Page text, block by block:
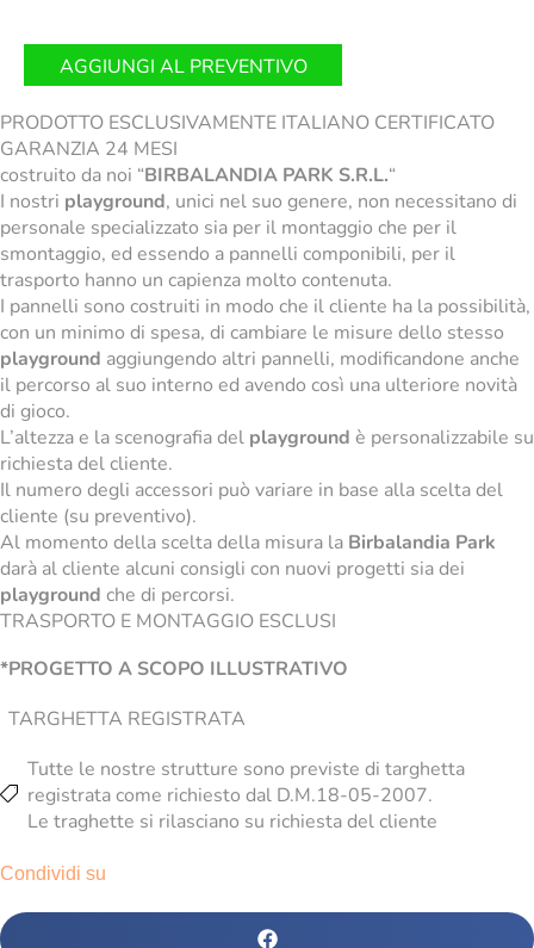
AGGIUNGI AL PREVENTIVO
PRODOTTO ESCLUSIVAMENTE ITALIANO CERTIFICATO
GARANZIA 24 MESI
costruito da noi “BIRBALANDIA PARK S.R.L.“
I nostri playground, unici nel suo genere, non necessitano di
personale specializzato sia per il montaggio che per il
smontaggio, ed essendo a pannelli componibili, per il
trasporto hanno un capienza molto contenuta.
I pannelli sono costruiti in modo che il cliente ha la possibilità,
con un minimo di spesa, di cambiare le misure dello stesso
playground aggiungendo altri pannelli, modificandone anche
il percorso al suo interno ed avendo così una ulteriore novità
di gioco.
L’altezza e la scenografia del playground è personalizzabile su
richiesta del cliente.
Il numero degli accessori può variare in base alla scelta del
cliente (su preventivo).
Al momento della scelta della misura la Birbalandia Park
darà al cliente alcuni consigli con nuovi progetti sia dei
playground che di percorsi.
TRASPORTO E MONTAGGIO ESCLUSI
*PROGETTO A SCOPO ILLUSTRATIVO
TARGHETTA REGISTRATA
Tutte le nostre strutture sono previste di targhetta
registrata come richiesto dal D.M.18-05-2007.
Le traghette si rilasciano su richiesta del cliente
Condividi su